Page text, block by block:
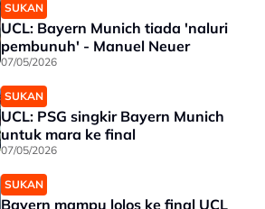
SUKAN
UCL: Bayern Munich tiada 'naluri
pembunuh' - Manuel Neuer
07/05/2026
SUKAN
UCL: PSG singkir Bayern Munich
untuk mara ke final
07/05/2026
SUKAN
Bayern mampu lolos ke final UCL